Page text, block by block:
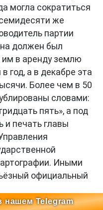
могла сократиться
же
партии
должен был
им в аренду землю
год, а в декабре эта
Более чем в 50
словами:
пять», а под
и печать главы
Иными
официальный
нашем Telegram